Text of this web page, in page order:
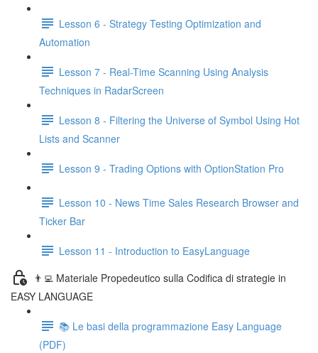
Lesson 6 - Strategy Testing Optimization and
Automation
Lesson 7 - Real-Time Scanning Using Analysis
Techniques in RadarScreen
Lesson 8 - Filtering the Universe of Symbol Using Hot
Lists and Scanner
Lesson 9 - Trading Options with OptionStation Pro
Lesson 10 - News Time Sales Research Browser and
Ticker Bar
Lesson 11 - Introduction to EasyLanguage
👨‍💻 Materiale Propedeutico sulla Codifica di strategie in
EASY LANGUAGE
📚 Le basi della programmazione Easy Language
(PDF)